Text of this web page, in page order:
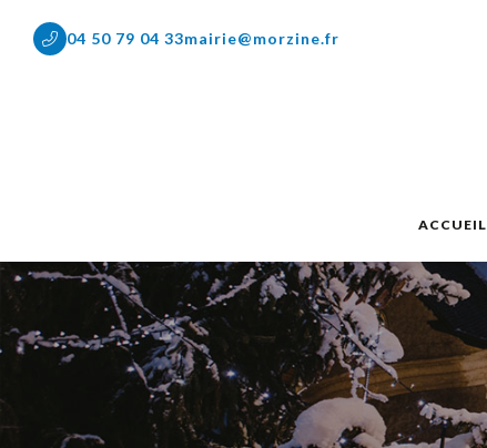
04 50 79 04 33mairie@morzine.fr
ACCUEIL